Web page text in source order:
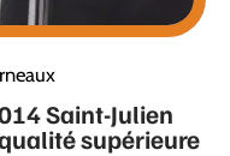
Saint-Julien
supérieure